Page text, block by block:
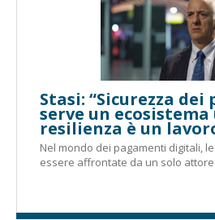
Stasi: “Sicurezza
serve un
resilienza è un
Nel mondo dei pagamenti digitali,
essere affrontate da un solo attore